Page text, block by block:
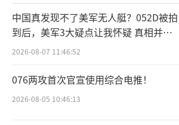
四、体制之困：民主的悖论
这场马斯克与体制的对抗
主的深层悖论暴露无遗。两党
上激烈厮杀，却在压制第三方
人的一致。这种“双头垄断”
种反民主的默契——竞争被严格
中国真发现不了美军无人艇？052D被拍
到后，美军3大疑点让我怀疑 真相并非
如此
2026-08-07 11:46:52
076两攻首次官宣使用综合电推！
2026-08-05 10:46:13